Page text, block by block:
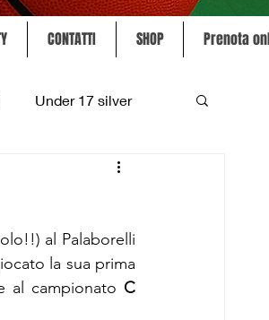
CONTATTI SHOP Prenota
Under 17 silver
al Palaborelli
la sua prima
al campionato C